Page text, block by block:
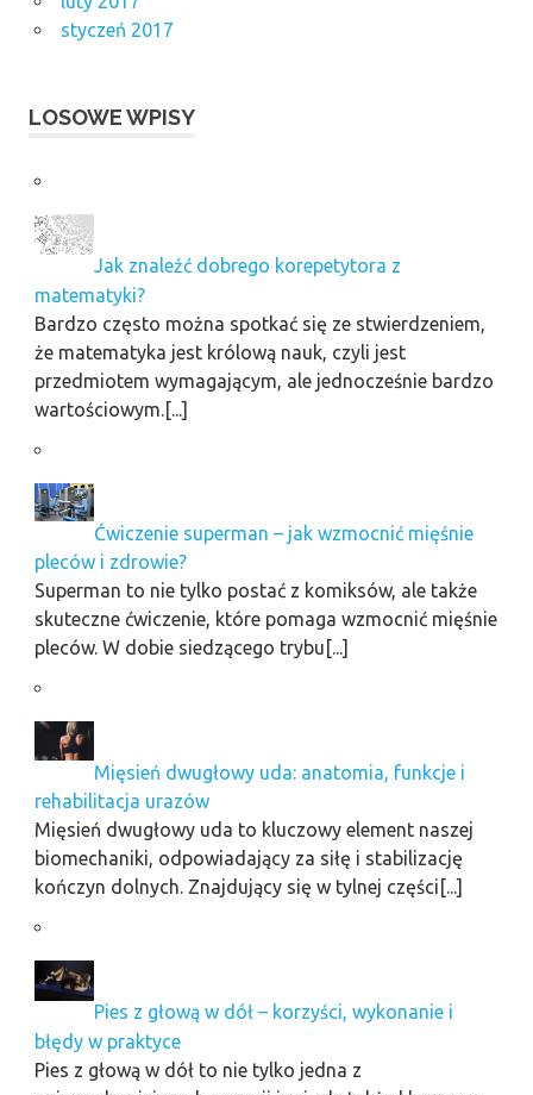
styczeń 2017
LOSOWE WPISY
Jak znaleźć dobrego korepetytora z
matematyki?
Bardzo często można spotkać się ze stwierdzeniem,
że matematyka jest królową nauk, czyli jest
przedmiotem wymagającym, ale jednocześnie bardzo
wartościowym.[...]
Ćwiczenie superman – jak wzmocnić mięśnie
pleców i zdrowie?
Superman to nie tylko postać z komiksów, ale także
skuteczne ćwiczenie, które pomaga wzmocnić mięśnie
pleców. W dobie siedzącego trybu[...]
Mięsień dwugłowy uda: anatomia, funkcje i
rehabilitacja urazów
Mięsień dwugłowy uda to kluczowy element naszej
biomechaniki, odpowiadający za siłę i stabilizację
kończyn dolnych. Znajdujący się w tylnej części[...]
Pies z głową w dół – korzyści, wykonanie i
błędy w praktyce
Pies z głową w dół to nie tylko jedna z